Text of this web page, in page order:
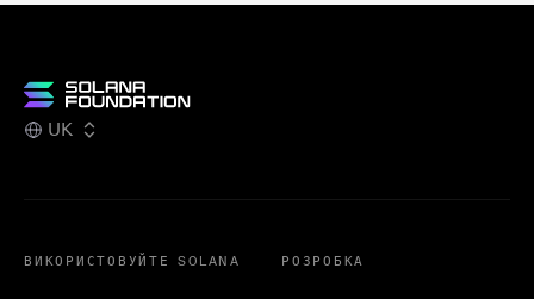
UK
ВИКОРИСТОВУЙТЕ SOLANA РОЗРОБКА